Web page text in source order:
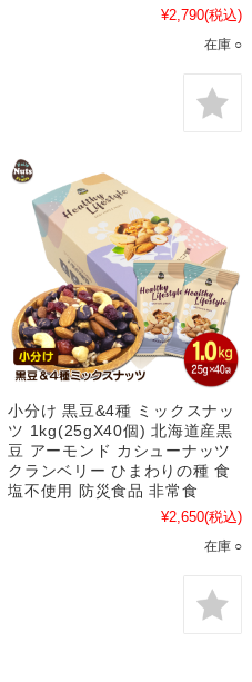
¥2,790(税込)
在庫 ○
小分け 黒豆&4種 ミックスナッ
ツ 1kg(25gX40個) 北海道産黒
豆 アーモンド カシューナッツ
クランベリー ひまわりの種 食
塩不使用 防災食品 非常食
¥2,650(税込)
在庫 ○